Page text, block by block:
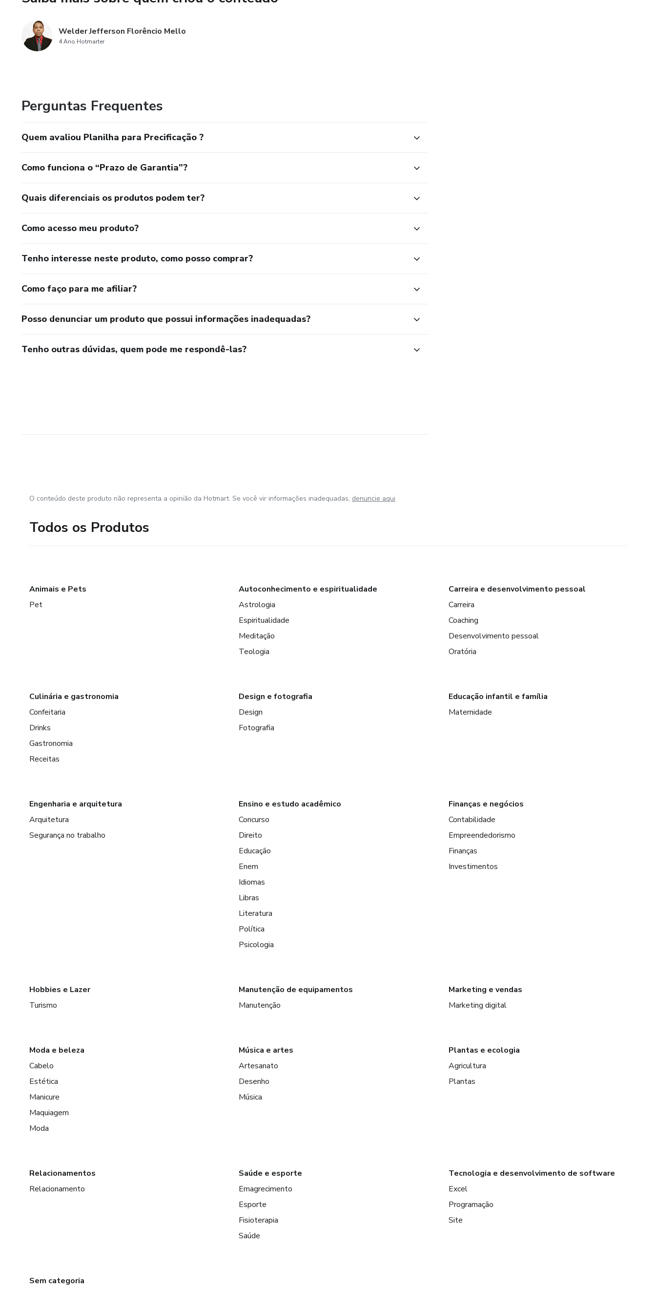
Welder Jefferson Florêncio Mello
4 Ano Hotmarter
Perguntas Frequentes
Quem avaliou Planilha para Precificação ?
Como funciona o “Prazo de Garantia”?
Quais diferenciais os produtos podem ter?
Como acesso meu produto?
Tenho interesse neste produto, como posso comprar?
Como faço para me afiliar?
Posso denunciar um produto que possui informações inadequadas?
Tenho outras dúvidas, quem pode me respondê-las?
O conteúdo deste produto não representa a opinião da Hotmart. Se você vir informações inadequadas, denuncie aqui
Todos os Produtos
Animais e Pets
Pet
Autoconhecimento e espiritualidade
Astrologia
Espiritualidade
Meditação
Teologia
Carreira e desenvolvimento pessoal
Carreira
Coaching
Desenvolvimento pessoal
Oratória
Culinária e gastronomia
Confeitaria
Drinks
Gastronomia
Receitas
Design e fotografia
Design
Fotografia
Educação infantil e família
Maternidade
Engenharia e arquitetura
Arquitetura
Segurança no trabalho
Ensino e estudo acadêmico
Concurso
Direito
Educação
Enem
Idiomas
Libras
Literatura
Política
Psicologia
Finanças e negócios
Contabilidade
Empreendedorismo
Finanças
Investimentos
Hobbies e Lazer
Turismo
Manutenção de equipamentos
Manutenção
Marketing e vendas
Marketing digital
Moda e beleza
Cabelo
Estética
Manicure
Maquiagem
Moda
Música e artes
Artesanato
Desenho
Música
Plantas e ecologia
Agricultura
Plantas
Relacionamentos
Relacionamento
Saúde e esporte
Emagrecimento
Esporte
Fisioterapia
Saúde
Tecnologia e desenvolvimento de software
Excel
Programação
Site
Sem categoria